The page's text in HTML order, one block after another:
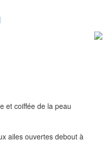
et coiffée de la peau
ailes ouvertes debout à